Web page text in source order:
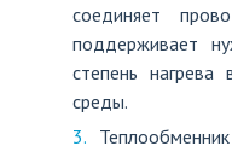
соединяет
поддерживает
степень
среды.